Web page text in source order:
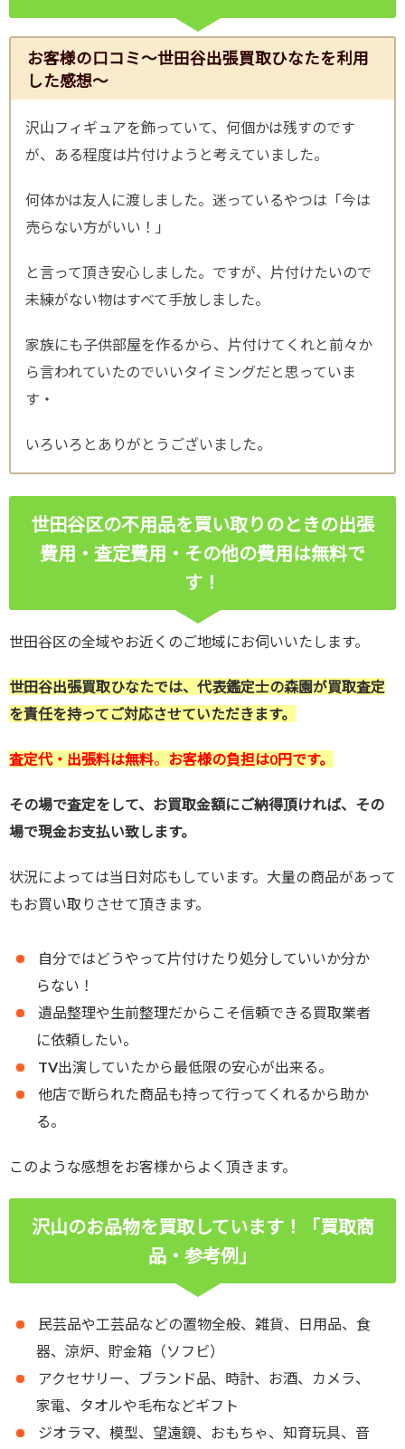
お客様の口コミ～世田谷出張買取ひなたを利用
した感想～
沢山フィギュアを飾っていて、何個かは残すのです
が、ある程度は片付けようと考えていました。
何体かは友人に渡しました。迷っているやつは「今は
売らない方がいい！」
と言って頂き安心しました。ですが、片付けたいので
未練がない物はすべて手放しました。
家族にも子供部屋を作るから、片付けてくれと前々か
ら言われていたのでいいタイミングだと思っていま
す・
いろいろとありがとうございました。
世田谷区の不用品を買い取りのときの出張
費用・査定費用・その他の費用は無料で
す！
世田谷区の全域やお近くのご地域にお伺いいたします。
世田谷出張買取ひなたでは、代表鑑定士の森園が買取査定
を責任を持ってご対応させていただきます。
査定代・出張料は無料。 お客様の負担は0円です。
その場で査定をして、お買取金額にご納得頂ければ、その
場で現金お支払い致します。
状況によっては当日対応もしています。大量の商品があって
もお買い取りさせて頂きます。
自分ではどうやって片付けたり処分していいか分か
らない！
遺品整理や生前整理だからこそ信頼できる買取業者
に依頼したい。
TV出演していたから最低限の安心が出来る。
他店で断られた商品も持って行ってくれるから助か
る。
このような感想をお客様からよく頂きます。
沢山のお品物を買取しています！「買取商
品・参考例」
民芸品や工芸品などの置物全般、雑貨、日用品、食
器、涼炉、貯金箱（ソフビ）
アクセサリー、ブランド品、時計、お酒、カメラ、
家電、タオルや毛布などギフト
ジオラマ、模型、望遠鏡、おもちゃ、知育玩具、音